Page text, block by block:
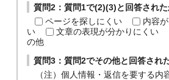
質問2：質問1で(2)(3)と回答され
ページを探しにくい
内容
い
文章の表現が分かりにくい
の他
質問3：質問2でその他と回答され
（注）個人情報・返信を要する内